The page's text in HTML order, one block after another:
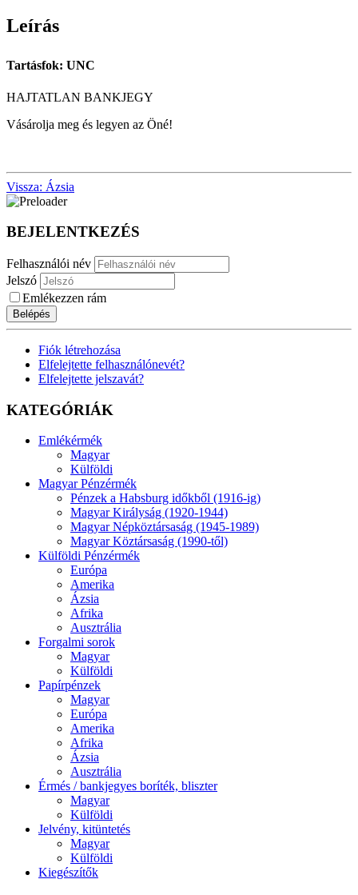
Leírás
Tartásfok: UNC
HAJTATLAN BANKJEGY
Vásárolja meg és legyen az Öné!
Vissza: Ázsia
BEJELENTKEZÉS
Felhasználói név
Jelszó
Emlékezzen rám
Belépés
Fiók létrehozása
Elfelejtette felhasználónevét?
Elfelejtette jelszavát?
KATEGÓRIÁK
Emlékérmék
Magyar
Külföldi
Magyar Pénzérmék
Pénzek a Habsburg időkből (1916-ig)
Magyar Királyság (1920-1944)
Magyar Népköztársaság (1945-1989)
Magyar Köztársaság (1990-től)
Külföldi Pénzérmék
Európa
Amerika
Ázsia
Afrika
Ausztrália
Forgalmi sorok
Magyar
Külföldi
Papírpénzek
Magyar
Európa
Amerika
Afrika
Ázsia
Ausztrália
Érmés / bankjegyes boríték, bliszter
Magyar
Külföldi
Jelvény, kitüntetés
Magyar
Külföldi
Kiegészítők